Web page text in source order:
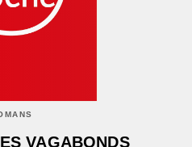
VAGABONDS